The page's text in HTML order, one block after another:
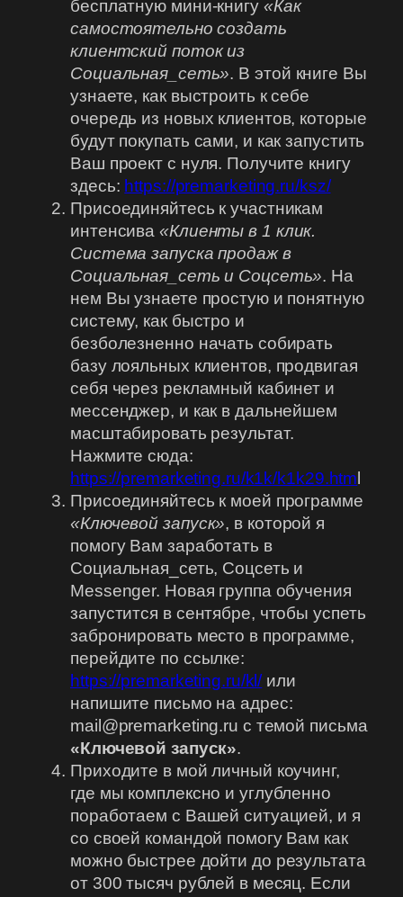
бесплатную мини-книгу «Как
самостоятельно создать
клиентский поток из
Социальная_сеть». В этой книге Вы
узнаете, как выстроить к себе
очередь из новых клиентов, которые
будут покупать сами, и как запустить
Ваш проект с нуля. Получите книгу
здесь: https://premarketing.ru/ksz/
Присоединяйтесь к участникам
интенсива«Клиенты в 1 клик.
Система запуска продаж в
Социальная_сеть и Соцсеть». На
нем Вы узнаете простую и понятную
систему, как быстро и
безболезненно начать собирать
базу лояльных клиентов, продвигая
себя через рекламный кабинет и
мессенджер, и как в дальнейшем
масштабировать результат.
Нажмите сюда:
https://premarketing.ru/k1k/k1k29.html
Присоединяйтесь к моей программе
«Ключевой запуск», в которой я
помогу Вам заработать в
Социальная_сеть, Соцсеть и
Messenger. Новая группа обучения
запустится в сентябре, чтобы успеть
забронировать место в программе,
перейдите по ссылке:
https://premarketing.ru/kl/или
напишите письмо на адрес:
mail@premarketing.ru с темой письма
«Ключевой запуск».
Приходите в мой личный коучинг,
где мы комплексно и углубленно
поработаем с Вашей ситуацией, и я
со своей командой помогу Вам как
можно быстрее дойти до результата
от 300 тысяч рублей в месяц. Если